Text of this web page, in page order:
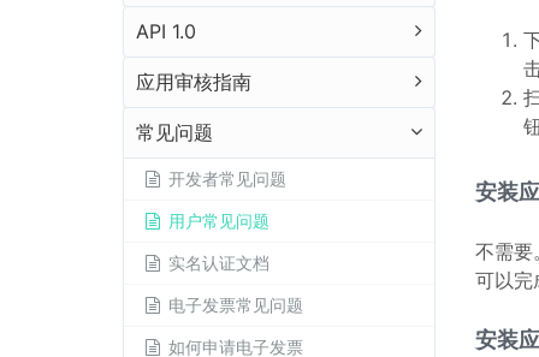
API 1.0
应用审核指南
常见问题
开发者常见问题
用户常见问题
实名认证文档
电子发票常见问题
如何申请电子发票
安装
不需要
可以完
安装